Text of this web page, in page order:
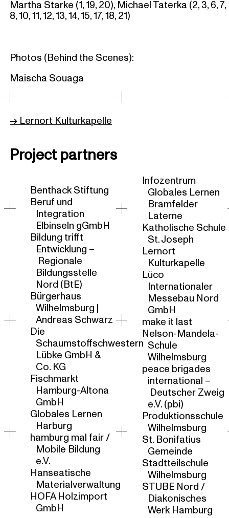
→ Lernort Kulturkapelle
Martha Starke (1, 19, 20), Michael Taterka (2, 3, 6, 7,
8, 10, 11, 12, 13, 14, 15, 17, 18, 21)
Photos (Behind the Scenes):
Maischa Souaga
Project partners
Benthack Stiftung
Beruf und
Integration
Elbinseln gGmbH
Bildung trifft
Entwicklung –
Regionale
Bildungsstelle
Nord (BtE)
Bürgerhaus
Wilhelmsburg |
Andreas Schwarz
Die
Schaumstoffschwestern
Lübke GmbH &
Co. KG
Fischmarkt
Hamburg-Altona
GmbH
Globales Lernen
Harburg
hamburg mal fair /
Mobile Bildung
e.V.
Hanseatische
Materialverwaltung
HOFA Holzimport
GmbH
Infozentrum
Globales Lernen
Bramfelder
Laterne
Katholische Schule
St. Joseph
Lernort
Kulturkapelle
Lüco
Internationaler
Messebau Nord
GmbH
make it last
Nelson-Mandela-
Schule
Wilhelmsburg
peace brigades
international –
Deutscher Zweig
e.V. (pbi)
Produktionsschule
Wilhelmsburg
St. Bonifatius
Gemeinde
Stadtteilschule
Wilhelmsburg
STUBE Nord /
Diakonisches
Werk Hamburg